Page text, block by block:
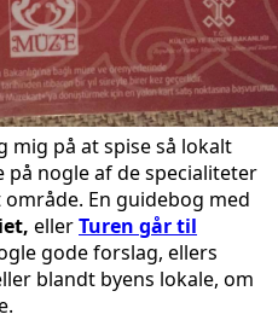
mig på at spise så lokalt
nogle af de specialiteter
En guidebog med
ellerTuren går til
gode forslag, ellers
blandt byens lokale, om